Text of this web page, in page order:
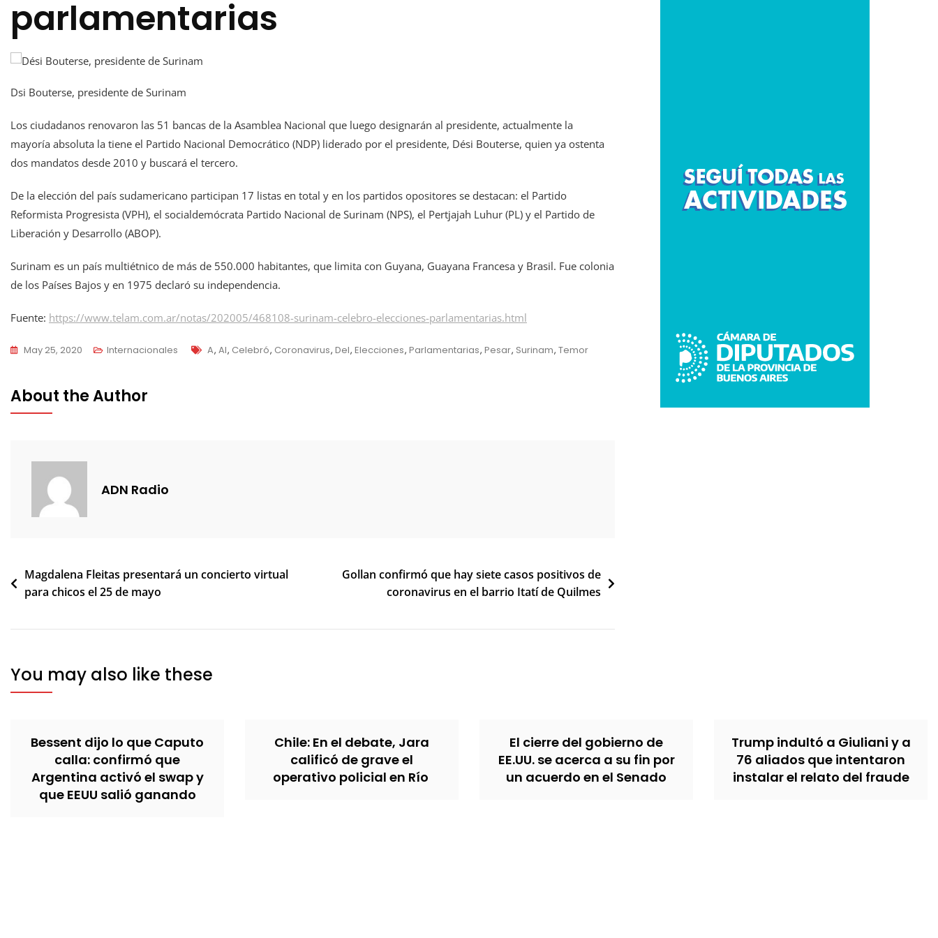
parlamentarias
Dsi Bouterse, presidente de Surinam
Los ciudadanos renovaron las 51 bancas de la Asamblea Nacional que luego designarán al presidente, actualmente la
mayoría absoluta la tiene el Partido Nacional Democrático (NDP) liderado por el presidente, Dési Bouterse, quien ya ostenta
dos mandatos desde 2010 y buscará el tercero.
De la elección del país sudamericano participan 17 listas en total y en los partidos opositores se destacan: el Partido
Reformista Progresista (VPH), el socialdemócrata Partido Nacional de Surinam (NPS), el Pertjajah Luhur (PL) y el Partido de
Liberación y Desarrollo (ABOP).
Surinam es un país multiétnico de más de 550.000 habitantes, que limita con Guyana, Guayana Francesa y Brasil. Fue colonia
de los Países Bajos y en 1975 declaró su independencia.
Fuente: https://www.telam.com.ar/notas/202005/468108-surinam-celebro-elecciones-parlamentarias.html
May 25, 2020 Internacionales Tags
A, Al, Celebró, Coronavirus, Del, Elecciones, Parlamentarias, Pesar, Surinam, Temor
About the Author
ADN Radio
Navegación
de
entradas
Magdalena Fleitas presentará un concierto virtual
para chicos el 25 de mayo
Gollan confirmó que hay siete casos positivos de
coronavirus en el barrio Itatí de Quilmes
You may also like these
Bessent dijo lo que Caputo
calla: confirmó que
Argentina activó el swap y
que EEUU salió ganando
Chile: En el debate, Jara
calificó de grave el
operativo policial en Río
El cierre del gobierno de
EE.UU. se acerca a su fin por
un acuerdo en el Senado
Trump indultó a Giuliani y a
76 aliados que intentaron
instalar el relato del fraude